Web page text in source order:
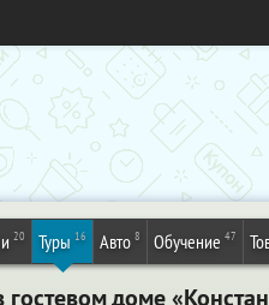
20 Туры 16 Авто 8 Обучение 47
доме